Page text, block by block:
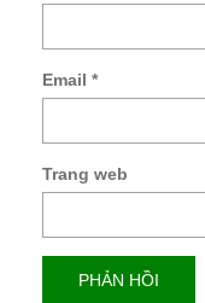
Email *
Trang web